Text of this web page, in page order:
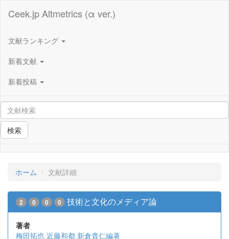
Ceek.jp Altmetrics (α ver.)
文献ランキング
新着文献
新着投稿
検索
ホーム 文献詳細
2 0 0 0 技術と文化のメディア論
著者
梅田拓也 近藤和都 新倉貴仁編著